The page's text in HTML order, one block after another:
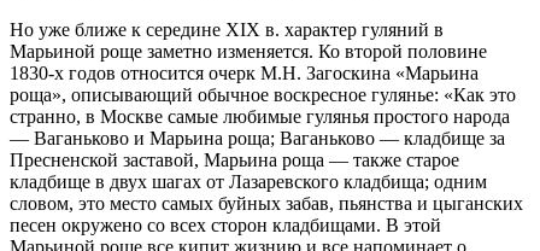
Но уже ближе к середине XIX в. характер гуляний в
Марьиной роще заметно изменяется. Ко второй половине
1830-х годов относится очерк М.Н. Загоскина «Марьина
роща», описывающий обычное воскресное гулянье: «Как это
странно, в Москве самые любимые гулянья простого народа
— Ваганьково и Марьина роща; Ваганьково — кладбище за
Пресненской заставой, Марьина роща — также старое
кладбище в двух шагах от Лазаревского кладбища; одним
словом, это место самых буйных забав, пьянства и цыганских
песен окружено со всех сторон кладбищами. В этой
Марьиной роще все кипит жизнию и все напоминает о